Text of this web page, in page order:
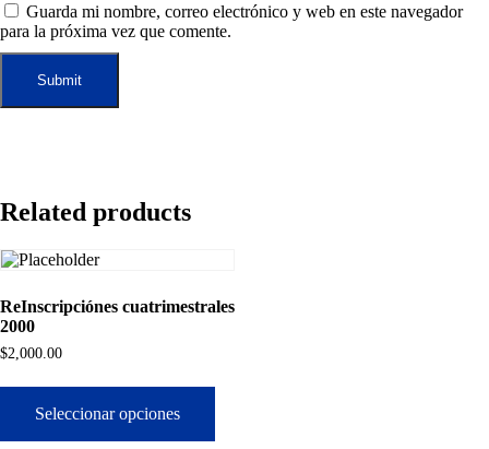
Guarda mi nombre, correo electrónico y web en este navegador
para la próxima vez que comente.
Related products
ReInscripciónes cuatrimestrales
2000
$2,000.00
Seleccionar opciones